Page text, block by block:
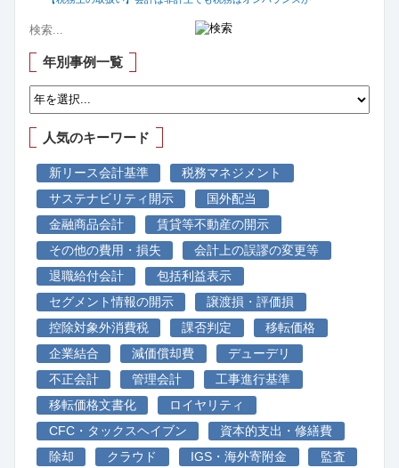
年別事例一覧
人気のキーワード
新リース会計基準
税務マネジメント
サステナビリティ開示
国外配当
金融商品会計
賃貸等不動産の開示
その他の費用・損失
会計上の誤謬の変更等
退職給付会計
包括利益表示
セグメント情報の開示
譲渡損・評価損
控除対象外消費税
課否判定
移転価格
企業結合
減価償却費
デューデリ
不正会計
管理会計
工事進行基準
移転価格文書化
ロイヤリティ
CFC・タックスヘイブン
資本的支出・修繕費
除却
クラウド IGS・海外寄附金 監査